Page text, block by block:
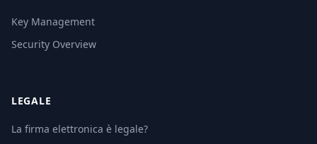
Key Management
Security Overview
LEGALE
La firma elettronica è legale?